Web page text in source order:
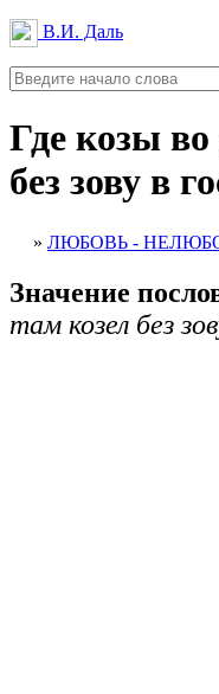
В.И. Даль
Где козы во
без зову в
» ЛЮБОВЬ -
Значение
там козел без